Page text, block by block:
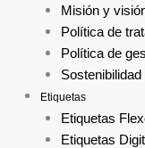
Misión y
Política de
Política de
Etiquetas
Etiquetas
Etiquetas